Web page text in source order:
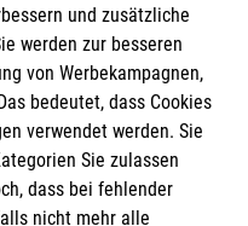
und zusätzliche
werden zur besseren
von Werbekampagnen,
bedeutet, dass Cookies
verwendet werden. Sie
Sie zulassen
dass bei fehlender
nicht mehr alle